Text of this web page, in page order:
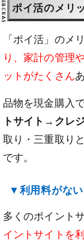
ポイ活のメリ
「ポイ活」のメ
り、家計の管理
ットがたくさん
品物を現金購入
トサイト→クレ
取り・三重取り
です。
▼利用料がない
多くのポイント
イントサイトを